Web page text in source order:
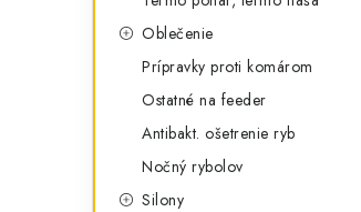
Oblečenie
Prípravky proti komárom
Ostatné na feeder
Antibakt. ošetrenie ryb
Nočný rybolov
Silony